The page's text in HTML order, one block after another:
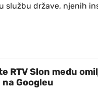
službu države, njenih
RTV Slon među
Googleu